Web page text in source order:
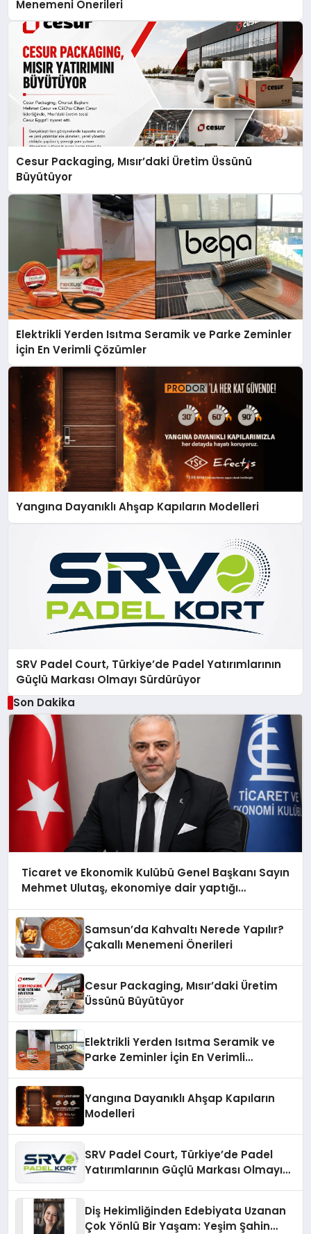
Menemeni Önerileri
Cesur Packaging, Mısır’daki Üretim Üssünü
Büyütüyor
Elektrikli Yerden Isıtma Seramik ve Parke Zeminler
İçin En Verimli Çözümler
Yangına Dayanıklı Ahşap Kapıların Modelleri
SRV Padel Court, Türkiye’de Padel Yatırımlarının
Güçlü Markası Olmayı Sürdürüyor
Son Dakika
Ticaret ve Ekonomik Kulübü Genel Başkanı Sayın
Mehmet Ulutaş, ekonomiye dair yaptığı
Samsun’da Kahvaltı Nerede Yapılır?
Çakallı Menemeni Önerileri
Cesur Packaging, Mısır’daki Üretim
Üssünü Büyütüyor
Elektrikli Yerden Isıtma Seramik ve
Parke Zeminler İçin En Verimli
Yangına Dayanıklı Ahşap Kapıların
Modelleri
SRV Padel Court, Türkiye’de Padel
Yatırımlarının Güçlü Markası Olmayı
Diş Hekimliğinden Edebiyata Uzanan
Çok Yönlü Bir Yaşam: Yeşim Şahin